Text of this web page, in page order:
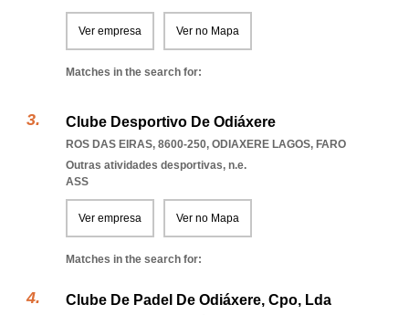
Ver empresa Ver no Mapa
Matches in the search for:
Clube Desportivo De Odiáxere
ROS DAS EIRAS, 8600-250, ODIAXERE LAGOS, FARO
Outras atividades desportivas, n.e.
ASS
Ver empresa Ver no Mapa
Matches in the search for:
Clube De Padel De Odiáxere, Cpo, Lda